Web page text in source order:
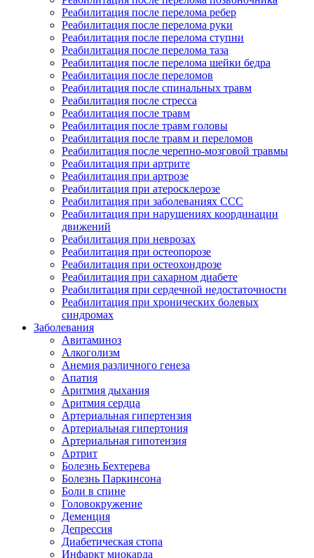
Реабилитация после перелома ребер
Реабилитация после перелома руки
Реабилитация после перелома ступни
Реабилитация после перелома таза
Реабилитация после перелома шейки бедра
Реабилитация после переломов
Реабилитация после спинальных травм
Реабилитация после стресса
Реабилитация после травм
Реабилитация после травм головы
Реабилитация после травм и переломов
Реабилитация после черепно-мозговой травмы
Реабилитация при артрите
Реабилитация при артрозе
Реабилитация при атеросклерозе
Реабилитация при заболеваниях ССС
Реабилитация при нарушениях координации
движений
Реабилитация при неврозах
Реабилитация при остеопорозе
Реабилитация при остеохондрозе
Реабилитация при сахарном диабете
Реабилитация при сердечной недостаточности
Реабилитация при хронических болевых
синдромах
Заболевания
Авитаминоз
Алкоголизм
Анемия различного генеза
Апатия
Аритмия дыхания
Аритмия сердца
Артериальная гипертензия
Артериальная гипертония
Артериальная гипотензия
Артрит
Болезнь Бехтерева
Болезнь Паркинсона
Боли в спине
Головокружение
Деменция
Депрессия
Диабетическая стопа
Инфаркт миокарда